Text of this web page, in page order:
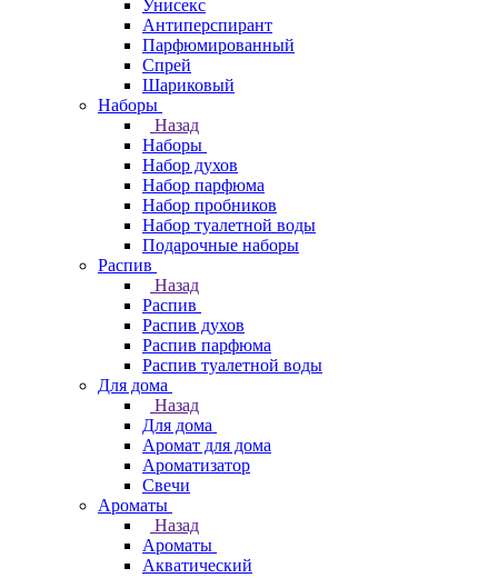
Унисекс
Антиперспирант
Парфюмированный
Спрей
Шариковый
Наборы
Назад
Наборы
Набор духов
Набор парфюма
Набор пробников
Набор туалетной воды
Подарочные наборы
Распив
Назад
Распив
Распив духов
Распив парфюма
Распив туалетной воды
Для дома
Назад
Для дома
Аромат для дома
Ароматизатор
Свечи
Ароматы
Назад
Ароматы
Акватический